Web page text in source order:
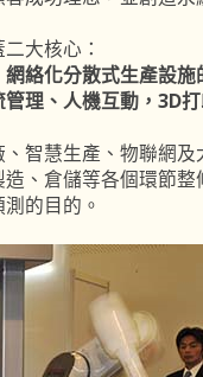
大核心：
絡化分散式生產設施
理、人機互動，3D
慧生產、物聯網及
、倉儲等各個環節
的目的。